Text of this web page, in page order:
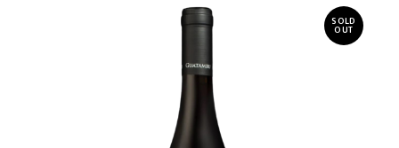
SOLD
OUT